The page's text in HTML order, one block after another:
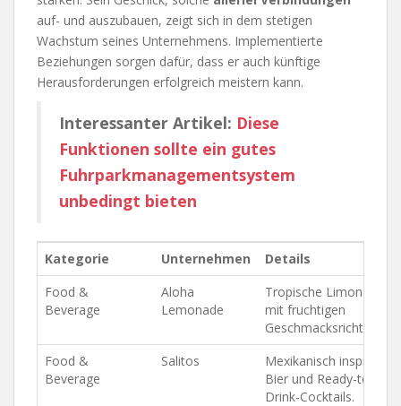
auf- und auszubauen, zeigt sich in dem stetigen
Wachstum seines Unternehmens. Implementierte
Beziehungen sorgen dafür, dass er auch künftige
Herausforderungen erfolgreich meistern kann.
Interessanter Artikel: Diese
Funktionen sollte ein gutes
Fuhrparkmanagementsystem
unbedingt bieten
Kategorie Unternehmen
Details
Food &
Beverage
Aloha
Lemonade
Tropische Limonaden
mit fruchtigen
Geschmacksrichtungen.
Food &
Beverage
Salitos
Mexikanisch inspiriertes
Bier und Ready-to-
Drink-Cocktails.